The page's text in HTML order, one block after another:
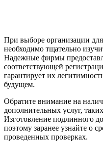
При выборе организации
необходимо тщательно
Надежные фирмы
соответствующей
гарантирует их
будущем.
Обратите внимание на
дополнительных услуг,
Изготовление подлинного
поэтому заранее узнайте о
проведенных проверках.